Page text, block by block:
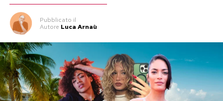
Pubblicato il
Autore Luca Arnaù